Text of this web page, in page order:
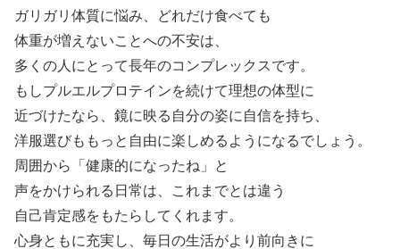
ガリガリ体質に悩み、どれだけ食べても
体重が増えないことへの不安は、
多くの人にとって長年のコンプレックスです。
もしプルエルプロテインを続けて理想の体型に
近づけたなら、鏡に映る自分の姿に自信を持ち、
洋服選びももっと自由に楽しめるようになるでしょう。
周囲から「健康的になったね」と
声をかけられる日常は、これまでとは違う
自己肯定感をもたらしてくれます。
心身ともに充実し、毎日の生活がより前向きに